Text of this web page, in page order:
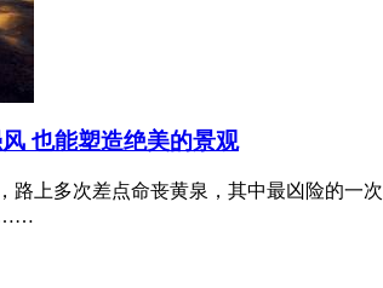
也能塑造绝美的景观
路上多次差点命丧黄泉，其中最凶险的一
……